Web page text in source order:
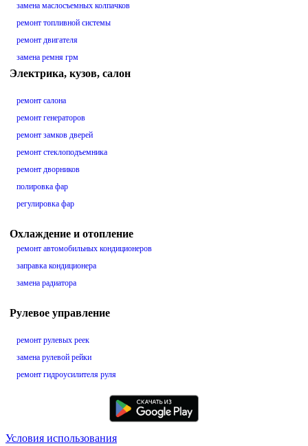
замена маслосъемных колпачков
ремонт топливной системы
ремонт двигателя
замена ремня грм
Электрика, кузов, салон
ремонт салона
ремонт генераторов
ремонт замков дверей
ремонт стеклоподъемника
ремонт дворников
полировка фар
регулировка фар
Охлаждение и отопление
ремонт автомобильных кондиционеров
заправка кондиционера
замена радиатора
Рулевое управление
ремонт рулевых реек
замена рулевой рейки
ремонт гидроусилителя руля
Условия использования